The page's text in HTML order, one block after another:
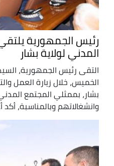
رئيس الجمهورية
المدني لولاية بشار
التقى رئيس الجمهورية، السيد
الخميس، خلال زيارة العمل
بشار، بممثلي المجتمع
وانشغالاتهم وبالمناسبة، أكد